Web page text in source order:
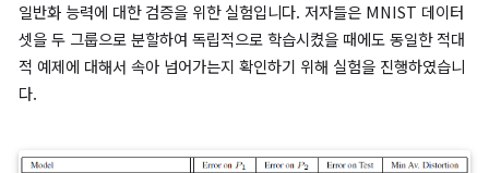
Tests of the generalization of adversarial instances on MNIST